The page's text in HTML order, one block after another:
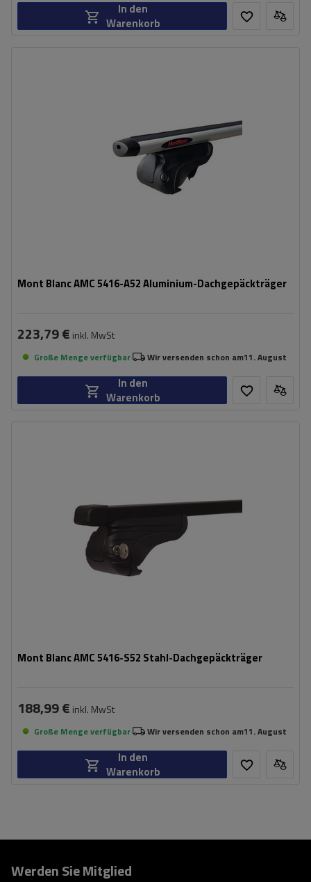
In den
Warenkorb
Mont Blanc AMC 5416-A52 Aluminium-Dachgepäckträger
223,79 € inkl. MwSt
Große Menge verfügbar Wir versenden schon am11. August
In den
Warenkorb
Mont Blanc AMC 5416-S52 Stahl-Dachgepäckträger
188,99 € inkl. MwSt
Große Menge verfügbar Wir versenden schon am11. August
In den
Warenkorb
Werden Sie Mitglied